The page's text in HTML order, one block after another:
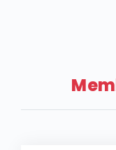
parisien ? Et